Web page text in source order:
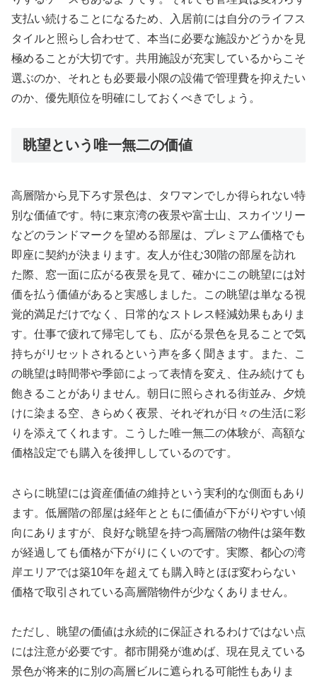
支払い続けることになるため、入居前には自分のライフス
タイルと照らし合わせて、本当に必要な施設かどうかを見
極めることが大切です。共用施設が充実しているからこそ
選ぶのか、それとも必要最小限の設備で管理費を抑えたい
のか、優先順位を明確にしておくべきでしょう。
眺望という唯一無二の価値
高層階から見下ろす景色は、タワマンでしか得られない特
別な価値です。特に東京湾の夜景や富士山、スカイツリー
などのランドマークを望める部屋は、プレミアム価格でも
即座に契約が決まります。友人が住む30階の部屋を訪れ
た際、窓一面に広がる夜景を見て、確かにこの眺望には対
価を払う価値があると実感しました。この眺望は単なる視
覚的満足だけでなく、日常的なストレス軽減効果もありま
す。仕事で疲れて帰宅しても、広がる景色を見ることで気
持ちがリセットされるという声を多く聞きます。また、こ
の眺望は時間帯や季節によって表情を変え、住み続けても
飽きることがありません。朝日に照らされる街並み、夕焼
けに染まる空、きらめく夜景、それぞれが日々の生活に彩
りを添えてくれます。こうした唯一無二の体験が、高額な
価格設定でも購入を後押ししているのです。
さらに眺望には資産価値の維持という実利的な側面もあり
ます。低層階の部屋は経年とともに価値が下がりやすい傾
向にありますが、良好な眺望を持つ高層階の物件は築年数
が経過しても価格が下がりにくいのです。実際、都心の湾
岸エリアでは築10年を超えても購入時とほぼ変わらない
価格で取引されている高層階物件が少なくありません。
ただし、眺望の価値は永続的に保証されるわけではない点
には注意が必要です。都市開発が進めば、現在見えている
景色が将来的に別の高層ビルに遮られる可能性もありま